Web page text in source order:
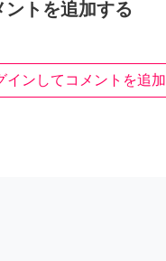
ントを追加する
インしてコメントを追加